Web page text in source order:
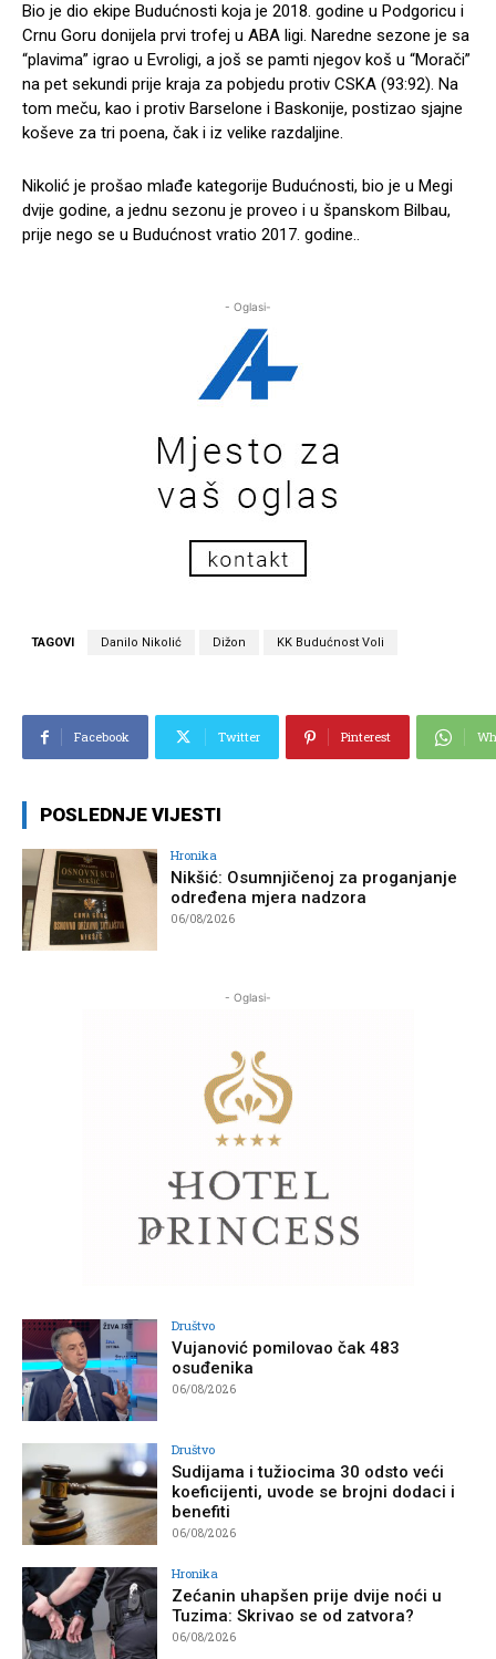
Bio je dio ekipe Budućnosti koja je 2018. godine u Podgoricu i
Crnu Goru donijela prvi trofej u ABA ligi. Naredne sezone je sa
“plavima” igrao u Evroligi, a još se pamti njegov koš u “Morači”
na pet sekundi prije kraja za pobjedu protiv CSKA (93:92). Na
tom meču, kao i protiv Barselone i Baskonije, postizao sjajne
koševe za tri poena, čak i iz velike razdaljine.
Nikolić je prošao mlađe kategorije Budućnosti, bio je u Megi
dvije godine, a jednu sezonu je proveo i u španskom Bilbau,
prije nego se u Budućnost vratio 2017. godine..
- Oglasi-
TAGOVI Danilo Nikolić Dižon KK Budućnost Voli
Facebook Twitter Pinterest
POSLEDNJE VIJESTI
Hronika
Nikšić: Osumnjičenoj za proganjanje
određena mjera nadzora
06/08/2026
- Oglasi-
Društvo
Vujanović pomilovao čak 483
osuđenika
06/08/2026
Društvo
Sudijama i tužiocima 30 odsto veći
koeficijenti, uvode se brojni dodaci i
benefiti
06/08/2026
Hronika
Zećanin uhapšen prije dvije noći u
Tuzima: Skrivao se od zatvora?
06/08/2026